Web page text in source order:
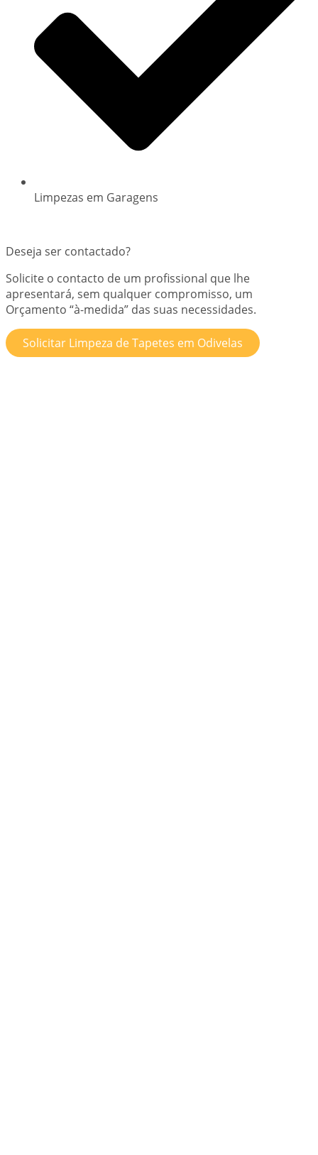
Limpezas em Garagens
Deseja ser contactado?
Solicite o contacto de um profissional que lhe
apresentará, sem qualquer compromisso, um
Orçamento “à-medida” das suas necessidades.
Solicitar Limpeza de Tapetes em Odivelas